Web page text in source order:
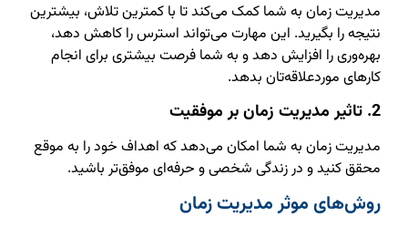
مدیریت زمان به شما کمک می‌کند تا با کمترین تلاش، بیشترین
نتیجه را بگیرید. این مهارت می‌تواند استرس را کاهش دهد،
بهره‌وری را افزایش دهد و به شما فرصت بیشتری برای انجام
کارهای موردعلاقه‌تان بدهد.
2. تاثیر مدیریت زمان بر موفقیت
مدیریت زمان به شما امکان می‌دهد که اهداف خود را به موقع
محقق کنید و در زندگی شخصی و حرفه‌ای موفق‌تر باشید.
روش‌های موثر مدیریت زمان